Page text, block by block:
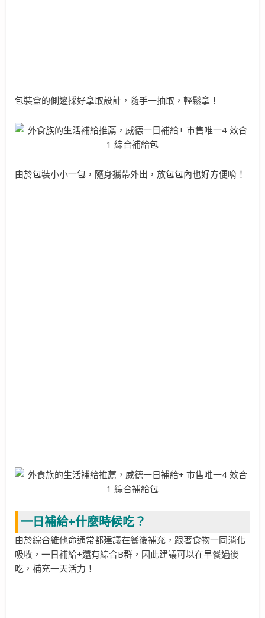
包裝盒的側邊採好拿取設計，隨手一抽取，輕鬆拿！
由於包裝小小一包，隨身攜帶外出，放包包內也好方便唷！
一日補給+什麼時候吃？
由於綜合維他命通常都建議在餐後補充，跟著食物一同消化
吸收，一日補給+還有綜合B群，因此建議可以在早餐過後
吃，補充一天活力！